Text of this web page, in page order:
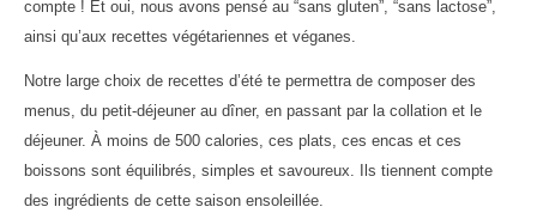
compte ! Et oui, nous avons pensé au “sans gluten”, “sans lactose”,
ainsi qu’aux recettes végétariennes et véganes.
Notre large choix de recettes d’été te permettra de composer des
menus, du petit-déjeuner au dîner, en passant par la collation et le
déjeuner. À moins de 500 calories, ces plats, ces encas et ces
boissons sont équilibrés, simples et savoureux. Ils tiennent compte
des ingrédients de cette saison ensoleillée.